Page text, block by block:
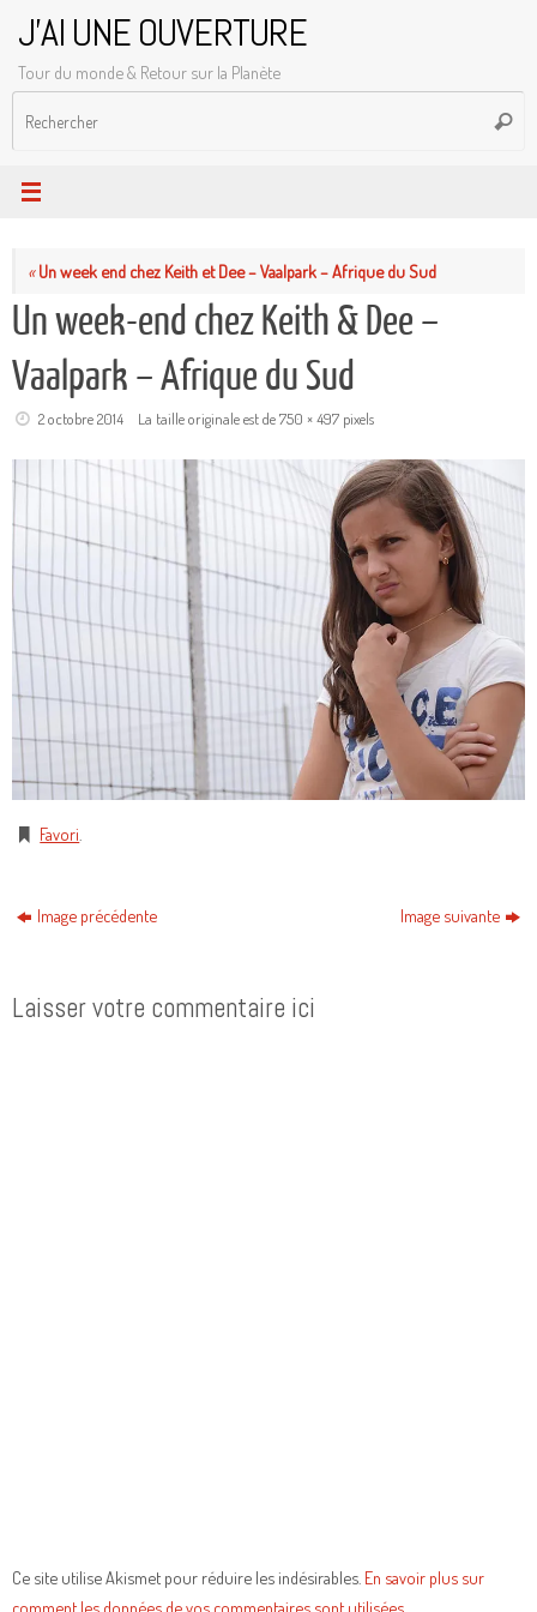
contenu
J'AI UNE OUVERTURE
Tour du monde & Retour sur la Planète
«Un week end chez Keith et Dee – Vaalpark – Afrique du Sud
Un week-end chez Keith & Dee –
Vaalpark – Afrique du Sud
2 octobre 2014 La taille originale est de750 × 497pixels
Favori
Image précédente Image suivante
Laisser votre commentaire ici
Ce site utilise Akismet pour réduire les indésirables. En savoir plus sur
comment les données de vos commentaires sont utilisées